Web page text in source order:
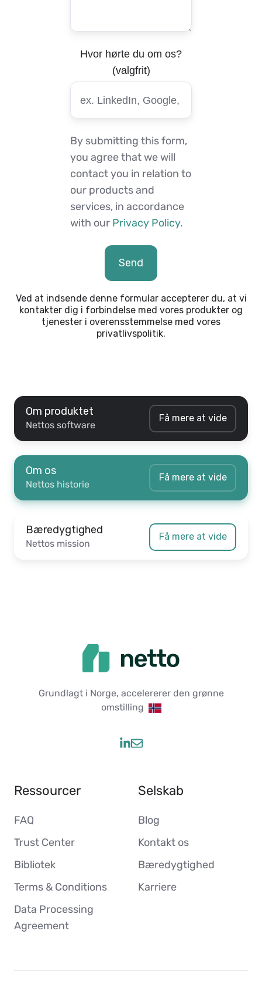
Hvor hørte du om os?
(valgfrit)
By submitting this form,
you agree that we will
contact you in relation to
our products and
services, in accordance
with our Privacy Policy.
Ved at indsende denne formular accepterer du, at vi
kontakter dig i forbindelse med vores produkter og
tjenester i overensstemmelse med vores
privatlivspolitik.
Om produktet
Nettos software
Få mere at vide
Om os
Nettos historie
Få mere at vide
Bæredygtighed
Nettos mission
Få mere at vide
Grundlagt i Norge, accelererer den grønne
omstilling
Ressourcer
FAQ
Trust Center
Bibliotek
Terms & Conditions
Data Processing
Agreement
Selskab
Blog
Kontakt os
Bæredygtighed
Karriere